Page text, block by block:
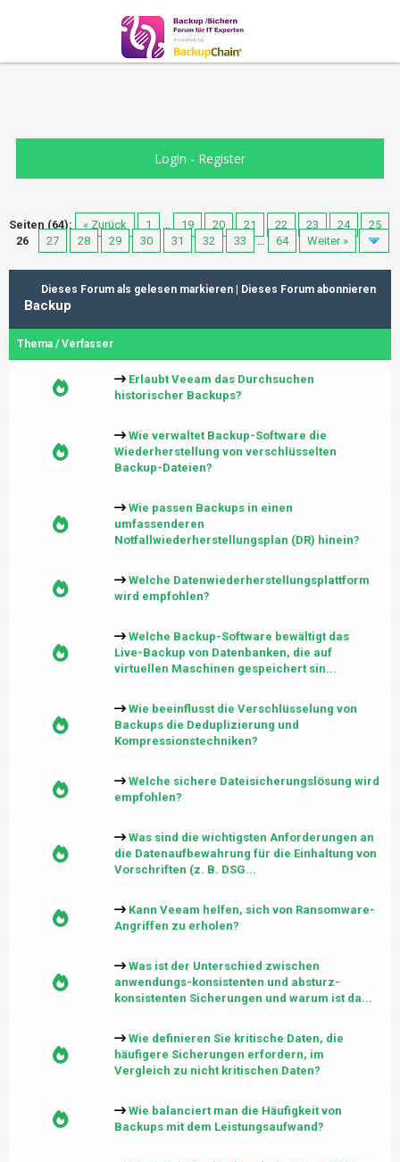
Login - Register
Seiten (64): « Zurück 1 … 19 20 21 22 23 24
25
26
27 28 29 30 31 32 33 … 64 Weiter »
Dieses Forum als gelesen markieren Dieses Forum abonnieren
Backup
Thema /Verfasser
Erlaubt Veeam das Durchsuchen
historischer Backups?
Wie verwaltet Backup-Software die
Wiederherstellung von verschlüsselten
Backup-Dateien?
Wie passen Backups in einen
umfassenderen
Notfallwiederherstellungsplan (DR) hinein?
Welche Datenwiederherstellungsplattform
wird empfohlen?
Welche Backup-Software bewältigt das
Live-Backup von Datenbanken, die auf
virtuellen Maschinen gespeichert sin...
Wie beeinflusst die Verschlüsselung von
Backups die Deduplizierung und
Kompressionstechniken?
Welche sichere Dateisicherungslösung wird
empfohlen?
Was sind die wichtigsten Anforderungen an
die Datenaufbewahrung für die Einhaltung von
Vorschriften (z. B. DSG...
Kann Veeam helfen, sich von Ransomware-
Angriffen zu erholen?
Was ist der Unterschied zwischen
anwendungs-konsistenten und absturz-
konsistenten Sicherungen und warum ist da...
Wie definieren Sie kritische Daten, die
häufigere Sicherungen erfordern, im
Vergleich zu nicht kritischen Daten?
Wie balanciert man die Häufigkeit von
Backups mit dem Leistungsaufwand?